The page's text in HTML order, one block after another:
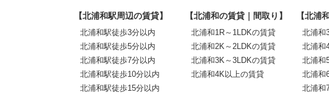
【北浦和駅周辺の賃貸】
北浦和駅徒歩3分以内
北浦和駅徒歩5分以内
北浦和駅徒歩7分以内
北浦和駅徒歩10分以内
北浦和駅徒歩15分以内
【北浦和の賃貸｜間取り】
北浦和1R～1LDKの賃貸
北浦和2K～2LDKの賃貸
北浦和3K～3LDKの賃貸
北浦和4K以上の賃貸
【北浦
北浦和
北浦和
北浦和
北浦和
北浦和